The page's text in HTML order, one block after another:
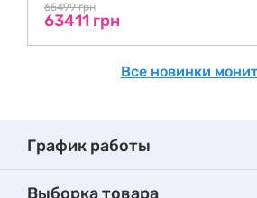
65499 грн
63411 грн
Все новинки
График работы
Выборка товара